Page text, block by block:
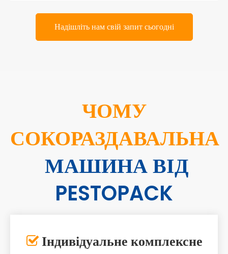
Надішліть нам свій запит сьогодні
ЧОМУ
СОКОРАЗДАВАЛЬНА
МАШИНА ВІД
PESTOPACK
 Індивідуальне комплексне